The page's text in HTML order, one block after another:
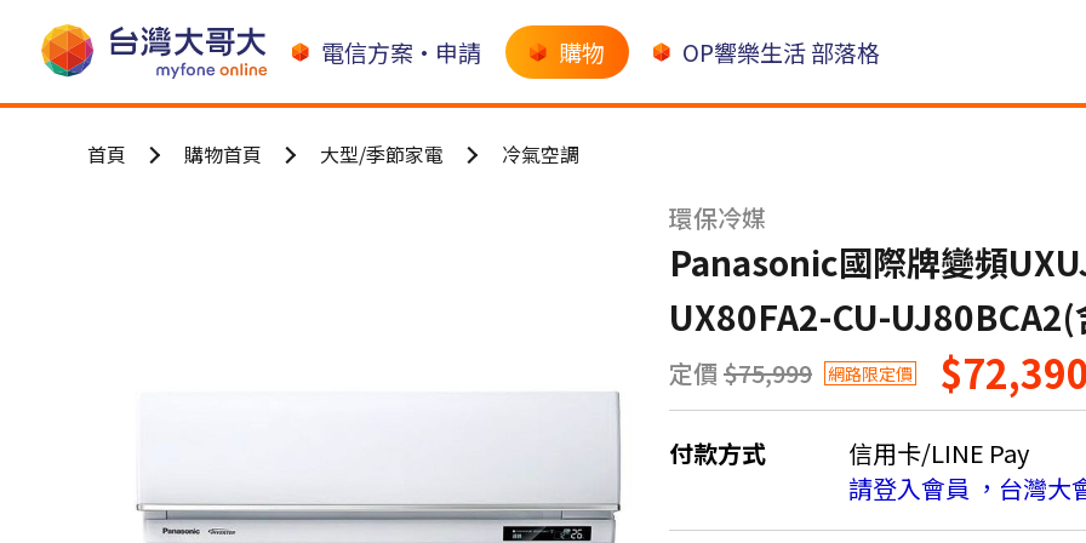
電信方案•申請 購物 OP響樂生活 部落格
首頁 購物首頁 大型/季節家電 冷氣空調
環保冷媒
Panasonic國際牌變頻
UX80FA2-CU-
定價 $75,999 網路限定價
付款方式
信用卡/LINE Pay
請登入會員 ，台灣大